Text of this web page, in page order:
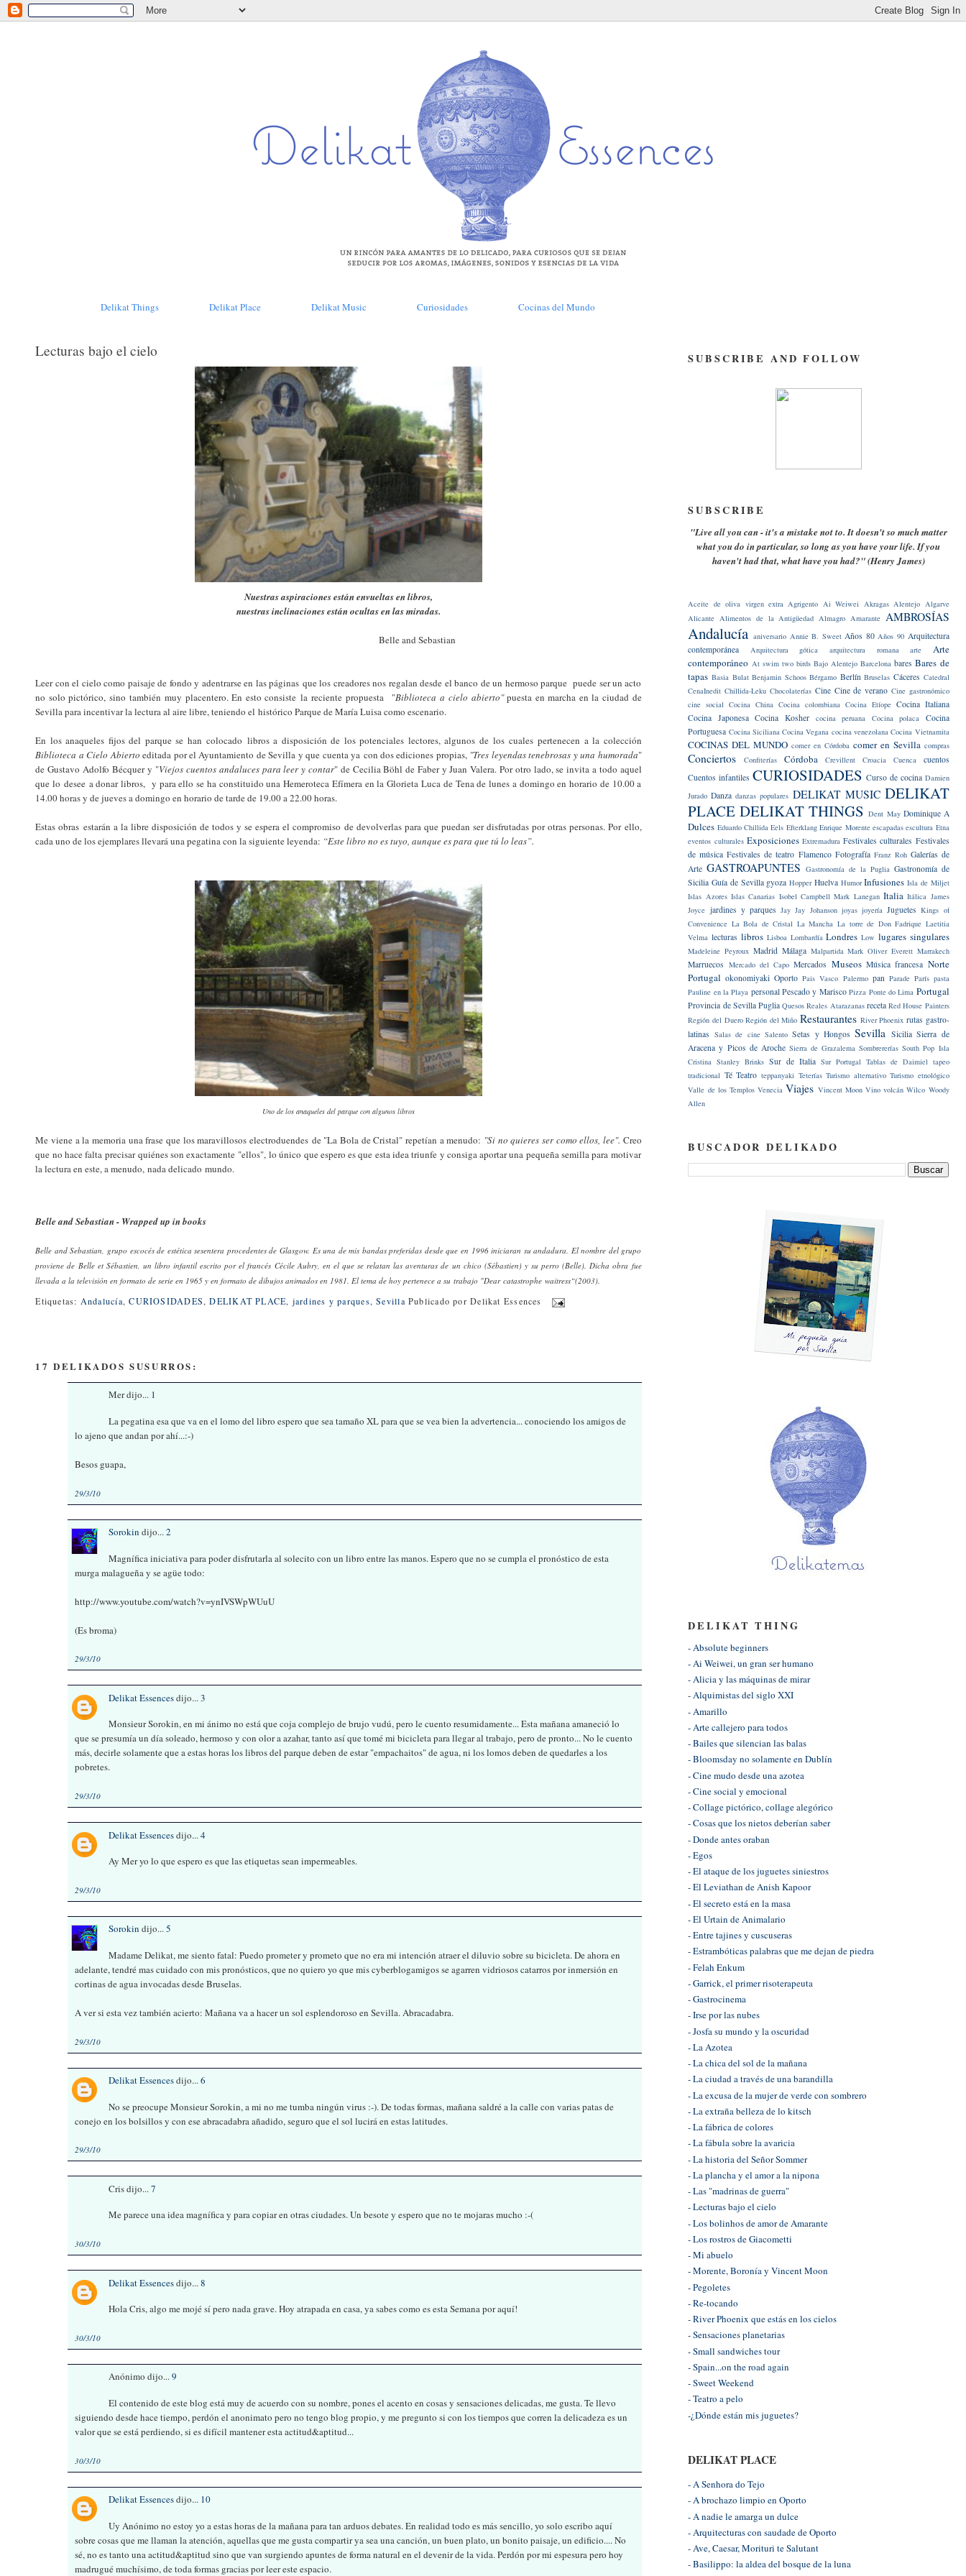
Delikat Things Delikat Place Delikat Music Curiosidades Cocinas del Mundo
Lecturas bajo el cielo
Nuestras aspiraciones están envueltas en libros,
nuestras inclinaciones están ocultas en las miradas.
Belle and Sebastian
Leer con el cielo como paisaje de fondo y adentrarse en las páginas que los creadores nos regalan desde el banco de un hermoso parque puede ser un acto
no solo pictórico, sino también muy placentero. En esto consiste la reciente propuesta "Biblioteca a cielo abierto"puesta en marcha en la ciudad de
Sevilla para incentivar la lectura al aire libre, teniendo el histórico Parque de María Luisa como escenario.
En los anaqueles fijos del parque se han colocado libros a disposición de los potenciales lectores, algunos de los cuales pertenecen a la colección
Biblioteca a Cielo Abierto editada por el Ayuntamiento de Sevilla y que cuenta ya con dos ediciones propias, "Tres leyendas tenebrosas y una humorada"
de Gustavo Adolfo Bécquer y "Viejos cuentos andaluces para leer y contar" de Cecilia Böhl de Faber y Juan Valera. Por otro lado, se invita a todo aquel
que lo desee a donar libros, y para ello se ha constituido una Hemeroteca Efímera en la Glorieta Luca de Tena de lunes a domingo en horario de 10.00 a
14.00 horas y de jueves a domingo en horario de tarde de 19.00 a 22.00 horas.
Estas obras estarán a la libre disposición de todos y se espera el compromiso de devolverlas para que puedan ser disfrutadas por otras personas. Por ello,
cada uno de los ejemplares llevará una pegatina con la siguiente leyenda: “Este libro no es tuyo, aunque es para que tú lo leas”.
Uno de los anaqueles del parque con algunos libros
Me viene a la memoria una frase que los maravillosos electroduendes de "La Bola de Cristal" repetían a menudo: "Si no quieres ser como ellos, lee". Creo
que no hace falta precisar quiénes son exactamente "ellos", lo único que espero es que esta idea triunfe y consiga aportar una pequeña semilla para motivar
la lectura en este, a menudo, nada delicado mundo.
Belle and Sebastian - Wrapped up in books
Belle and Sebastian, grupo escocés de estética sesentera procedentes de Glasgow. Es una de mis bandas preferidas desde que en 1996 iniciaran su andadura. El nombre del grupo
proviene de Belle et Sébastien, un libro infantil escrito por el francés Cécile Aubry, en el que se relatan las aventuras de un chico (Sébastien) y su perro (Belle). Dicha obra fue
llevada a la televisión en formato de serie en 1965 y en formato de dibujos animados en 1981. El tema de hoy pertenece a su trabajo "Dear catastrophe waitress“(2003).
Etiquetas: Andalucía,CURIOSIDADES,DELIKAT PLACE, jardines y parques,Sevilla Publicado porDelikat Essences
17 DELIKADOS SUSURROS:
Mer dijo... 1
La pegatina esa que va en el lomo del libro espero que sea tamaño XL para que se vea bien la advertencia... conociendo los amigos de
lo ajeno que andan por ahí...:-)
Besos guapa,
29/3/10
Sorokin dijo...2
Magnífica iniciativa para poder disfrutarla al solecito con un libro entre las manos. Espero que no se cumpla el pronóstico de esta
murga malagueña y se agüe todo:
http://www.youtube.com/watch?v=ynIVSWpWUuU
(Es broma)
29/3/10
Delikat Essencesdijo...3
Monsieur Sorokin, en mi ánimo no está que coja complejo de brujo vudú, pero le cuento resumidamente... Esta mañana amaneció lo
que se presumía un día soleado, hermoso y con olor a azahar, tanto así que tomé mi bicicleta para llegar al trabajo, pero de pronto... No le cuento
más, decirle solamente que a estas horas los libros del parque deben de estar "empachaitos" de agua, ni los lomos deben de quedarles a los
pobretes.
29/3/10
Delikat Essencesdijo...4
Ay Mer yo lo que espero es que las etiquetas sean impermeables.
29/3/10
Sorokin dijo...5
Madame Delikat, me siento fatal: Puedo prometer y prometo que no era mi intención atraer el diluvio sobre su bicicleta. De ahora en
adelante, tendré mas cuidado con mis pronósticos, que no quiero yo que mis cyberblogamigos se agarren vidriosos catarros por inmersión en
cortinas de agua invocadas desde Bruselas.
A ver si esta vez también acierto: Mañana va a hacer un sol esplendoroso en Sevilla. Abracadabra.
29/3/10
Delikat Essencesdijo...6
No se preocupe Monsieur Sorokin, a mi no me tumba ningún virus :-). De todas formas, mañana saldré a la calle con varias patas de
conejo en los bolsillos y con ese abracadabra añadido, seguro que el sol lucirá en estas latitudes.
29/3/10
Cris dijo...7
Me parece una idea magnífica y para copiar en otras ciudades. Un besote y espero que no te mojaras mucho :-(
30/3/10
Delikat Essencesdijo...8
Hola Cris, algo me mojé sí pero nada grave. Hoy atrapada en casa, ya sabes como es esta Semana por aquí!
30/3/10
Anónimo dijo...9
El contenido de este blog está muy de acuerdo con su nombre, pones el acento en cosas y sensaciones delicadas, me gusta. Te llevo
siguiendo desde hace tiempo, perdón el anonimato pero no tengo blog propio, y me pregunto si con los tiempos que corren la delicadeza es un
valor que se está perdiendo, si es difícil mantener esta actitud&aptitud...
30/3/10
Delikat Essencesdijo... 10
Uy Anónimo no estoy yo a estas horas de la mañana para tan arduos debates. En realidad todo es más sencillo, yo solo escribo aquí
sobre cosas que me llaman la atención, aquellas que me gusta compartir ya sea una canción, un buen plato, un bonito paisaje, un edificio.... No
sé, no es tanto una actitud&aptitud sino que van surgiendo apuntes de forma natural en el devenir de la vida. Perdón por mi espesura pero hoy
madrugué muchísimo, de toda formas gracias por leer este espacio.
SUBSCRIBE AND FOLLOW
SUBSCRIBE
"Live all you can - it's a mistake not to. It doesn't so much matter
what you do in particular, so long as you have your life. If you
haven't had that, what have you had?" (Henry James)
Aceite de oliva virgen extra Agrigento Ai Weiwei Akragas Alentejo Algarve
Alicante Alimentos de la Antigüedad Almagro Amarante AMBROSÍAS
Andalucía aniversario Annie B. Sweet Años 80 Años 90 Arquitectura
contemporánea
Arquitectura gótica arquitectura romana arte
Arte
contemporáneo At swim two birds Bajo Alentejo Barcelona bares Bares de
tapas Basia Bulat Benjamin Schoos Bérgamo Berlín Bruselas Cáceres Catedral
CenaInedit Chillida-Leku Chocolaterías Cine Cine de verano Cine gastronómico
cine social Cocina China Cocina colombiana Cocina Etíope Cocina Italiana
Cocina Japonesa Cocina Kosher cocina peruana Cocina polaca
Cocina
Portuguesa Cocina Siciliana Cocina Vegana cocina venezolana Cocina Vietnamita
COCINAS DEL MUNDO comer en Córdoba comer en Sevilla compras
Conciertos Confiterías Córdoba Crevillent Croacia Cuenca
cuentos
Cuentos infantiles CURIOSIDADES Curso de cocina Damien
Jurado Danza danzas populares DELIKAT MUSIC DELIKAT
PLACE DELIKAT THINGS Dent May Dominique A
Dulces Eduardo Chillida Eels Efterklang Enrique Morente escapadas escultura Etna
eventos culturales Exposiciones Extremadura Festivales culturales Festivales
de música Festivales de teatro Flamenco Fotografía Franz Roh Galerías de
Arte GASTROAPUNTES Gastronomía de la Puglia Gastronomía de
Sicilia Guía de Sevilla gyoza Hopper Huelva Humor Infusiones Isla de Miljet
Islas Azores Islas Canarias Isobel Campbell Mark Lanegan Italia Itálica James
Joyce jardines y parques Jay Jay Johanson joyas joyería Juguetes Kings of
Convenience La Bola de Cristal La Mancha La torre de Don Fadrique Laetitia
Velma lecturas libros Lisboa Lombardía Londres Low lugares singulares
Madeleine Peyroux Madrid Málaga Malpartida Mark Oliver Everett Marrakech
Marruecos Mercado del Capo Mercados Museos Música francesa Norte
Portugal okonomiyaki Oporto Pais Vasco Palermo pan Parade París pasta
Pauline en la Playa personal Pescado y Marisco Pizza Ponte do Lima Portugal
Provincia de Sevilla Puglia Quesos Reales Atarazanas receta Red House Painters
Región del Duero Región del Miño Restaurantes River Phoenix rutas gastro-
latinas Salas de cine Salento Setas y Hongos Sevilla Sicilia Sierra de
Aracena y Picos de Aroche Sierra de Grazalema Sombrererías South Pop Isla
Cristina Stanley Brinks Sur de Italia Sur Portugal Tablas de Daimiel tapeo
tradicional Té Teatro teppanyaki Teterías Turismo alternativo Turismo etnológico
Valle de los Templos Venecia Viajes Vincent Moon Vino volcán Wilco Woody
Allen
BUSCADOR DELIKADO
DELIKAT THING
- Absolute beginners
- Ai Weiwei, un gran ser humano
- Alicia y las máquinas de mirar
- Alquimistas del siglo XXI
- Amarillo
- Arte callejero para todos
- Bailes que silencian las balas
- Bloomsday no solamente en Dublín
- Cine mudo desde una azotea
- Cine social y emocional
- Collage pictórico, collage alegórico
- Cosas que los nietos deberían saber
- Donde antes oraban
- Egos
- El ataque de los juguetes siniestros
- El Leviathan de Anish Kapoor
- El secreto está en la masa
- El Urtain de Animalario
- Entre tajines y cuscuseras
- Estrambóticas palabras que me dejan de piedra
- Felah Enkum
- Garrick, el primer risoterapeuta
- Gastrocinema
- Irse por las nubes
- Josfa su mundo y la oscuridad
- La Azotea
- La chica del sol de la mañana
- La ciudad a través de una barandilla
- La excusa de la mujer de verde con sombrero
- La extraña belleza de lo kitsch
- La fábrica de colores
- La fábula sobre la avaricia
- La historia del Señor Sommer
- La plancha y el amor a la nipona
- Las "madrinas de guerra"
- Lecturas bajo el cielo
- Los bolinhos de amor de Amarante
- Los rostros de Giacometti
- Mi abuelo
- Morente, Boronía y Vincent Moon
- Pegoletes
- Re-tocando
- River Phoenix que estás en los cielos
- Sensaciones planetarias
- Small sandwiches tour
- Spain...on the road again
- Sweet Weekend
- Teatro a pelo
-¿Dónde están mis juguetes?
DELIKAT PLACE
- A Senhora do Tejo
- A brochazo limpio en Oporto
- A nadie le amarga un dulce
- Arquitecturas con saudade de Oporto
- Ave, Caesar, Morituri te Salutant
- Basilippo: la aldea del bosque de la luna